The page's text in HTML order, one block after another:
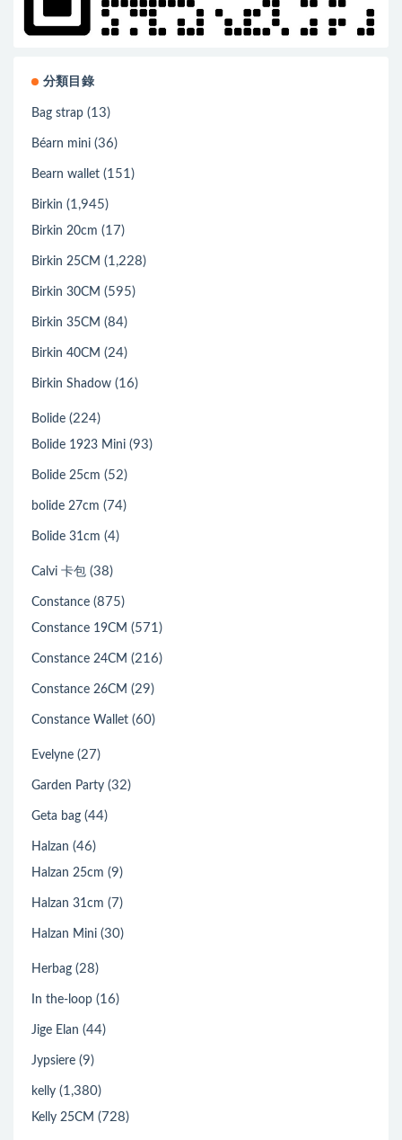
分類目錄
Bag strap (13)
Béarn mini (36)
Bearn wallet (151)
Birkin (1,945)
Birkin 20cm (17)
Birkin 25CM (1,228)
Birkin 30CM (595)
Birkin 35CM (84)
Birkin 40CM (24)
Birkin Shadow (16)
Bolide (224)
Bolide 1923 Mini (93)
Bolide 25cm (52)
bolide 27cm (74)
Bolide 31cm (4)
Calvi 卡包 (38)
Constance (875)
Constance 19CM (571)
Constance 24CM (216)
Constance 26CM (29)
Constance Wallet (60)
Evelyne (27)
Garden Party (32)
Geta bag (44)
Halzan (46)
Halzan 25cm (9)
Halzan 31cm (7)
Halzan Mini (30)
Herbag (28)
In the-loop (16)
Jige Elan (44)
Jypsiere (9)
kelly (1,380)
Kelly 25CM (728)